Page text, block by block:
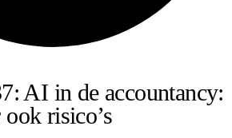
AI in de accountancy:
risico’s